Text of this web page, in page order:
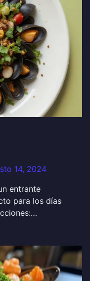
14, 2024
entrante
para los días